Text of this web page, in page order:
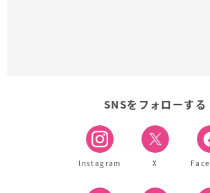
SNSをフォローする
Instagram X